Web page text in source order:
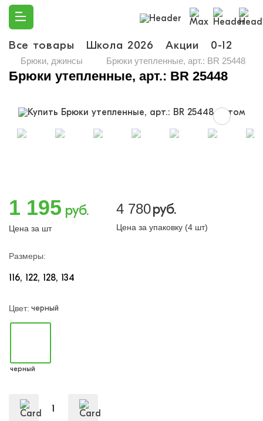
Все товары Школа 2026 Акции 0-12
Брюки, джинсы Брюки утепленные, арт.: BR 25448
Брюки утепленные, арт.: BR 25448
1 195 руб.
Цена за шт
4 780руб.
Цена за упаковку (4 шт)
Размеры:
116 122 128 134
Цвет: черный
черный